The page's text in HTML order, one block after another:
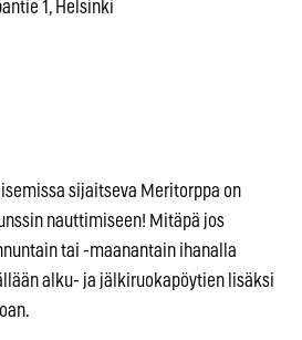
1, Helsinki
sijaitseva Meritorppa on
nauttimiseen! Mitäpä jos
tai -maanantain ihanalla
alku- ja jälkiruokapöytien lisäksi